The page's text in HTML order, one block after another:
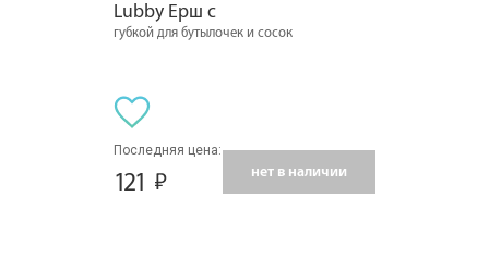
Lubby Ерш с
губкой для бутылочек и сосок
Последняя цена:
121 нет в наличии